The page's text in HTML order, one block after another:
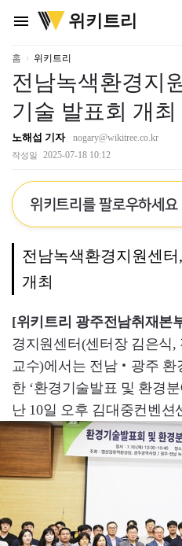
menu
위
키
리
위키트리
홈 위키트리
전남녹색환경지
기술 발표회 개최
노해섭 기자 nogary@wikitree.co.kr
작성일 2025-07-18 10:12
위키트리를 팔로우하세요
전남녹색환경지원센
개최
[위키트리 광주전남취재본
경지원센터(센터장 김은식
교수)에서는 전남‧광주 환
한 ‘환경기술발표 및 환경
난 10일 오후 김대중컨벤션